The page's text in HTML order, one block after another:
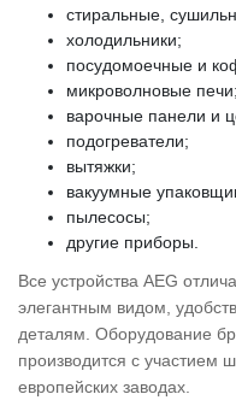
стиральные,
холодильники;
посудомоечные и
микроволновые печи;
варочные панели и
подогреватели;
вытяжки;
вакуумные
пылесосы;
другие приборы.
Все устройства AEG
элегантным видом,
деталям. Оборудование
производится с участием
европейских заводах.